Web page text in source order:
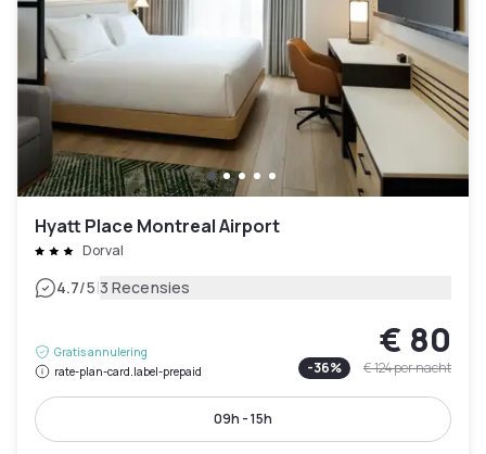
Hyatt Place Montreal Airport
Dorval
4.7/5|3 Recensies
Gratis annulering
rate-plan-card.label-prepaid
€ 80
-36% € 124per nacht
09h - 15h